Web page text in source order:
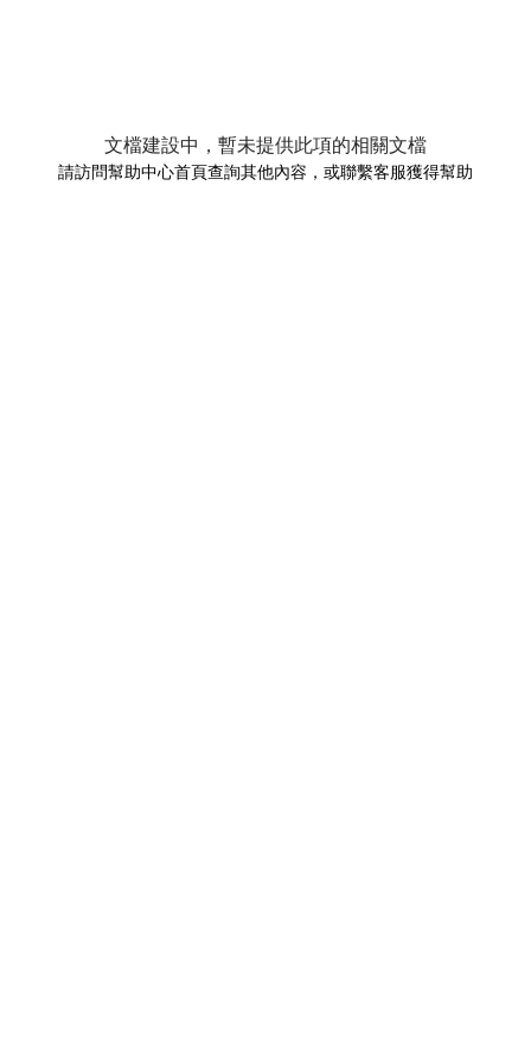
文檔建設中，暫未提供此項的相關文檔
請訪問幫助中心首頁查詢其他內容，或聯繫客服獲得幫助